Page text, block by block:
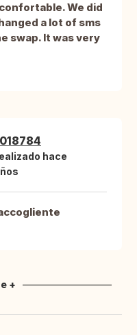
We did
a lot of sms
swap. It was very
hace
+